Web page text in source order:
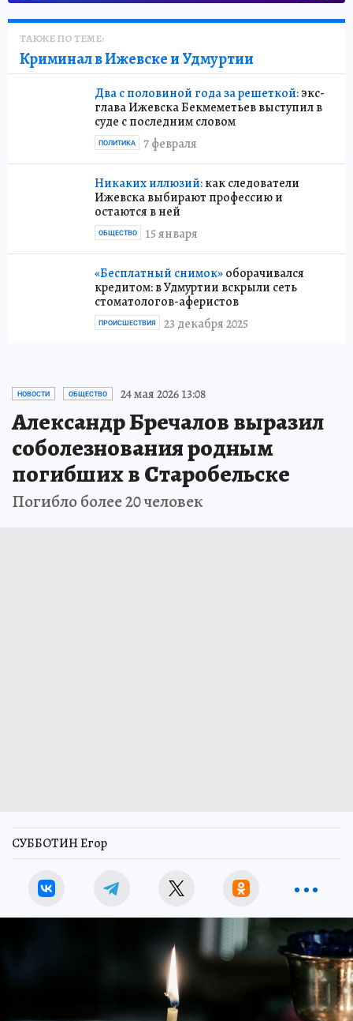
ТАКЖЕ ПО ТЕМЕ:
Криминал в Ижевске и Удмуртии
Два с половиной года за решеткой:экс-
глава Ижевска Бекмеметьев выступил в
суде с последним словом
7 февраля
ПОЛИТИКА
Никаких иллюзий:как следователи
Ижевска выбирают профессию и
остаются в ней
15 января
ОБЩЕСТВО
«Бесплатный снимок»оборачивался
кредитом: в Удмуртии вскрыли сеть
стоматологов-аферистов
23 декабря 2025
ПРОИСШЕСТВИЯ
НОВОСТИ ОБЩЕСТВО 24 мая 2026 13:08
Александр Бречалов выразил
соболезнования родным
погибших в Старобельске
Погибло более 20 человек
СУББОТИН Егор